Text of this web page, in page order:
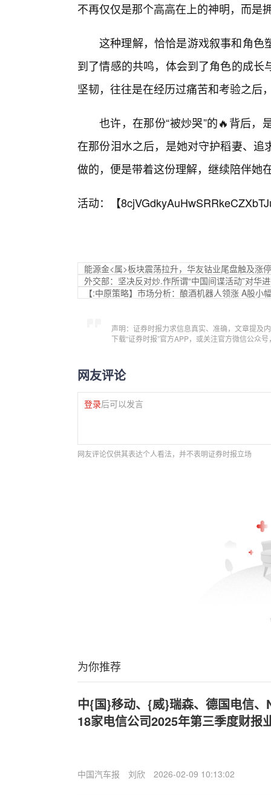
不再仅仅是那个高高在上的神明，而是
这种理解，恰恰是游戏叙事和角色
到了情感的共鸣，体会到了角色的成
坚韧，往往是在经历过痛苦和考验之后
也许，在那份“被炒哭”的🔥背后
在那份泪水之后，是她对守护稻妻、
做的，便是带着这份理解，继续陪伴她
活动：【
能源金<属>板块震荡拉升，华友钴业尾盘触及涨停
外交部：坚决反对炒.作所谓“中国间谍活动”对华
【:中原策略】市场分析：酿酒机器人领涨 A股小
声明：证券时报力求信息真实、准确，文章提及
下载“证券时报”官方APP，或关注官方微信公众
网友评论
登录后可以发言
网友评论仅供其表达个人看法，并不表明证券时报立场
为你推荐
中{国}移动、{威}瑞森、德国电信、
18家电信公司2025年第三季度财报
中国汽车报 刘欣 2026-02-09 10:13:02